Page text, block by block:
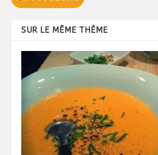
SUR LE MÊME THÈME